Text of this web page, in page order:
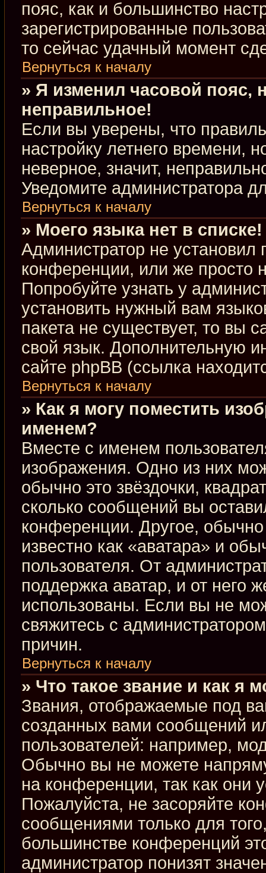
пояс, как и большинство
зарегистрированные
то сейчас удачный момент
Вернуться к началу
» Я изменил часовой пояс,
неправильное!
Если вы уверены, что
настройку летнего времени,
неверное, значит,
Уведомите администратора
Вернуться к началу
» Моего языка нет в списке!
Администратор не
конференции, или же просто
Попробуйте узнать у
установить нужный вам
пакета не существует, то вы
свой язык. Дополнительную
сайте phpBB (ссылка
Вернуться к началу
» Как я могу поместить
именем?
Вместе с именем
изображения. Одно из них
обычно это звёздочки,
сколько сообщений вы
конференции. Другое,
известно как «аватара» и
пользователя. От
поддержка аватар, и от него
использованы. Если вы не
свяжитесь с
причин.
Вернуться к началу
» Что такое звание и как я
Звания, отображаемые под
созданных вами сообщений
пользователей: например,
Обычно вы не можете
на конференции, так как они
Пожалуйста, не засоряйте
сообщениями только для
большинстве конференций
администратор понизят